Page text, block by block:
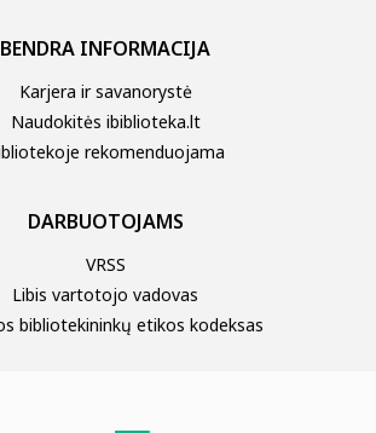
BENDRA INFORMACIJA
Karjera ir savanorystė
Naudokitės ibiblioteka.lt
rekomenduojama
DARBUOTOJAMS
VRSS
Libis vartotojo vadovas
bibliotekininkų etikos kodeksas